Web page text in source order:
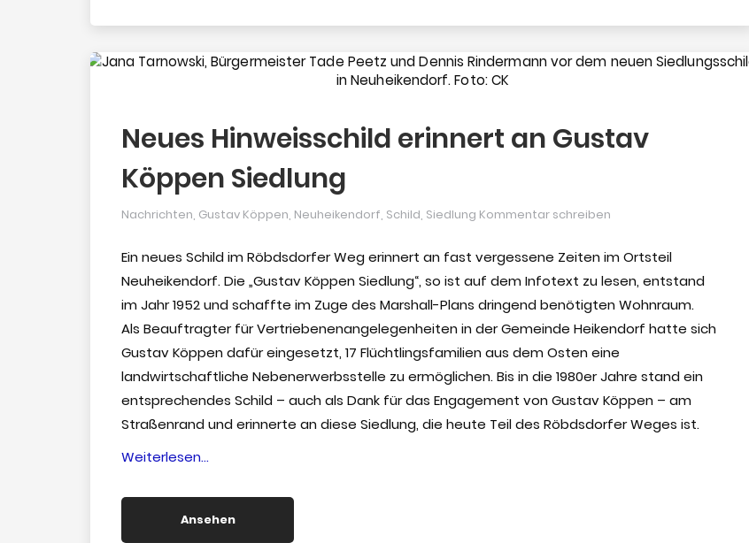
Neues Hinweisschild erinnert an Gustav
Köppen Siedlung
Nachrichten Gustav Köppen Neuheikendorf Schild Siedlung Kommentar schreiben
Ein neues Schild im Röbdsdorfer Weg erinnert an fast vergessene Zeiten im Ortsteil
Neuheikendorf. Die „Gustav Köppen Siedlung“, so ist auf dem Infotext zu lesen, entstand
im Jahr 1952 und schaffte im Zuge des Marshall-Plans dringend benötigten Wohnraum.
Als Beauftragter für Vertriebenenangelegenheiten in der Gemeinde Heikendorf hatte sich
Gustav Köppen dafür eingesetzt, 17 Flüchtlingsfamilien aus dem Osten eine
landwirtschaftliche Nebenerwerbsstelle zu ermöglichen. Bis in die 1980er Jahre stand ein
entsprechendes Schild – auch als Dank für das Engagement von Gustav Köppen – am
Straßenrand und erinnerte an diese Siedlung, die heute Teil des Röbdsdorfer Weges ist.
Weiterlesen…
erinnert
an
Ansehen